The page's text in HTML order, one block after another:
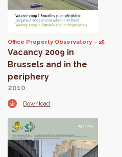
Office Property Observatory 25
Vacancy 2009 in
Brussels and in the
periphery
2010
Download